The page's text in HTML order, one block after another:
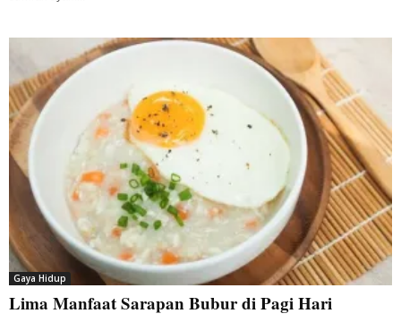
Gaya Hidup
Lima Manfaat Sarapan Bubur di Pagi Hari